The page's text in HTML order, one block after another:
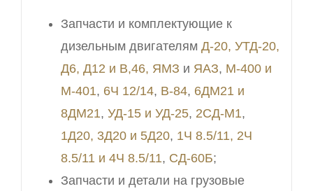
Запчасти и комплектующие к
дизельным двигателям Д-20, УТД-20,
Д6, Д12 и В,46, ЯМЗ и ЯАЗ, М-400 и
М-401, 6Ч 12/14, В-84, 6ДМ21 и
8ДМ21, УД-15 и УД-25, 2СД-М1,
1Д20, 3Д20 и 5Д20, 1Ч 8.5/11, 2Ч
8.5/11 и 4Ч 8.5/11, СД-60Б;
Запчасти и детали на грузовые